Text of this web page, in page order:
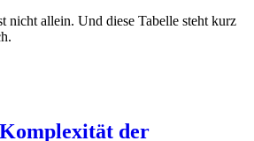
nicht allein. Und diese Tabelle steht kurz
der